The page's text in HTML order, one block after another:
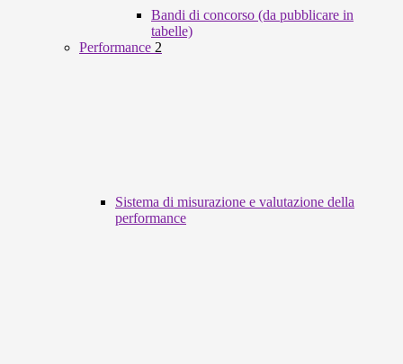
Bandi di concorso (da pubblicare in
tabelle)
Performance 2
Sistema di misurazione e valutazione della
performance